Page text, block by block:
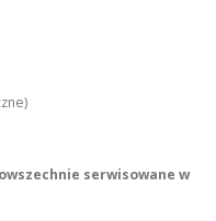
serwisowane w